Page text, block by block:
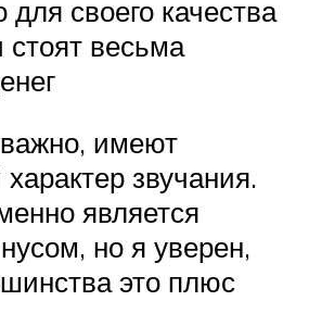
для своего качества
стоят весьма
имеют
звучания.
является
но я уверен,
это плюс